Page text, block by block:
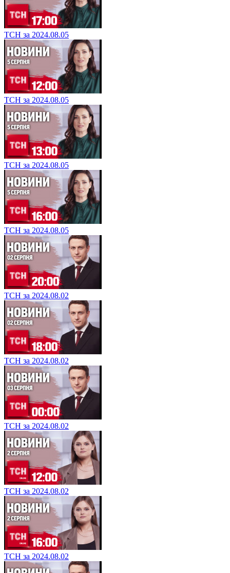
ТСН за 2024.08.05
ТСН за 2024.08.05
ТСН за 2024.08.05
ТСН за 2024.08.05
ТСН за 2024.08.02
ТСН за 2024.08.02
ТСН за 2024.08.02
ТСН за 2024.08.02
ТСН за 2024.08.02